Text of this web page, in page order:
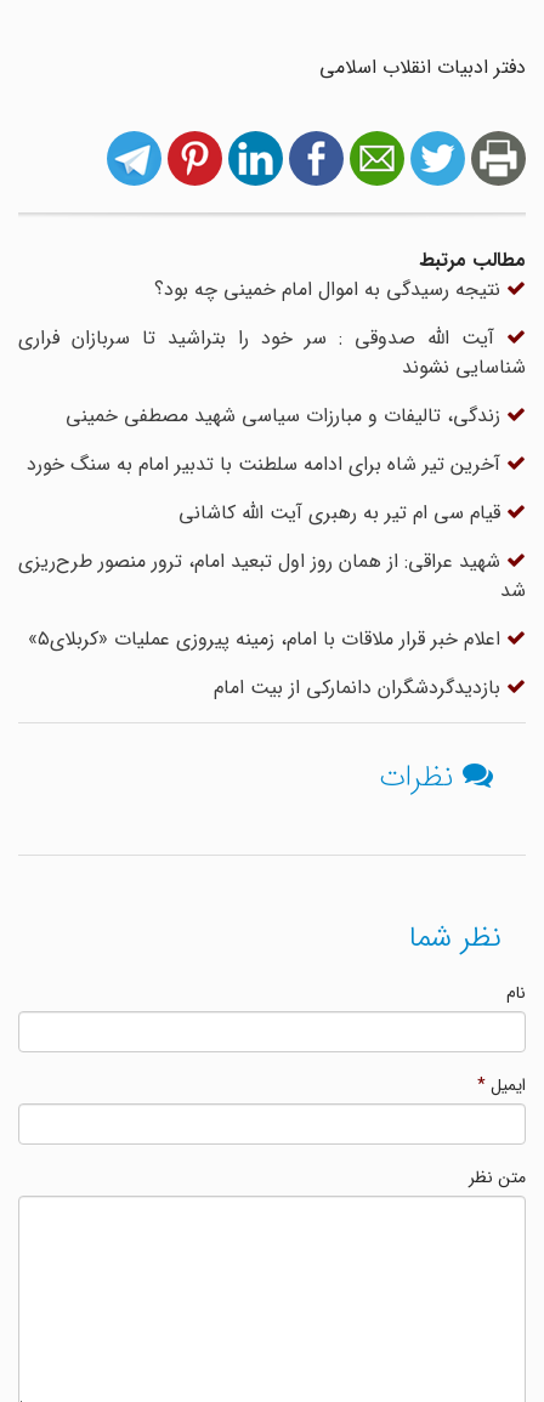
دفتر ادبیات انقلاب اسلامی
مطالب مرتبط
نتیجه رسیدگی به اموال امام خمینی چه بود؟
آیت الله صدوقی : سر خود را بتراشید تا سربازان فراری
شناسایی نشوند
زندگی، تالیفات و مبارزات سیاسی شهید مصطفی خمینی
آخرین تیر شاه برای ادامه سلطنت با تدبیر امام به سنگ خورد
قیام سى ام تیر به رهبرى آیت الله کاشانى
شهید عراقی: از همان روز اول تبعید امام، ترور منصور طرح‌ریزی
شد
اعلام خبر قرار ملاقات با امام، زمینه پیروزی عملیات «کربلای۵»
بازدیدگردشگران دانمارکی از بیت امام
نظرات
نظر شما
ایمیل*
متن نظر